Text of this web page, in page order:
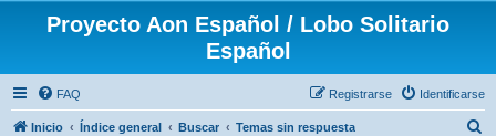
Proyecto Aon Español / Lobo Solitario
Español
FAQ Identificarse
Registrarse
Inicio Índice general Buscar Temas sin respuesta